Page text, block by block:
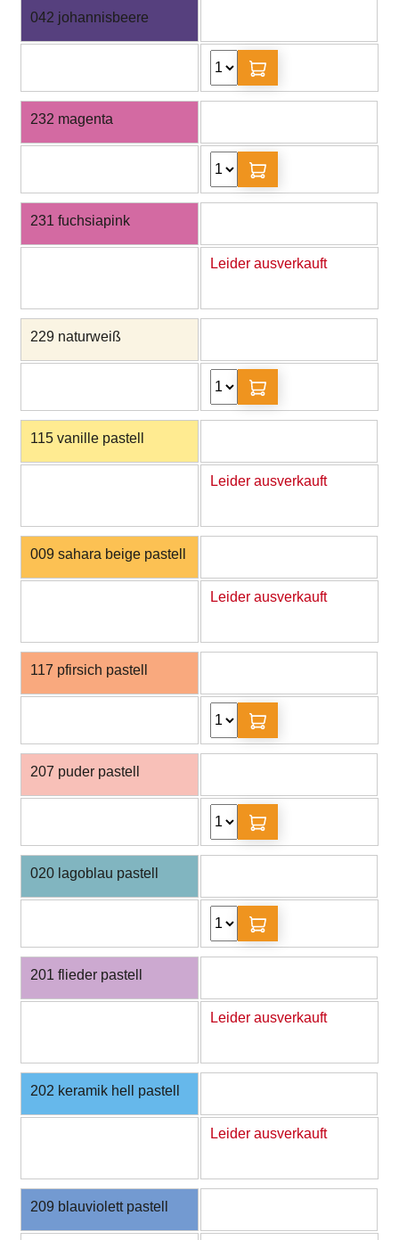
042 johannisbeere
232 magenta
231 fuchsiapink
Leider ausverkauft
229 naturweiß
115 vanille pastell
Leider ausverkauft
009 sahara beige pastell
Leider ausverkauft
117 pfirsich pastell
207 puder pastell
020 lagoblau pastell
201 flieder pastell
Leider ausverkauft
202 keramik hell pastell
Leider ausverkauft
209 blauviolett pastell